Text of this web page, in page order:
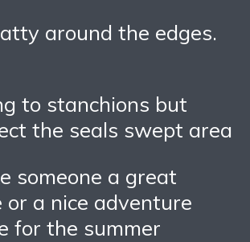
around the edges.
to stanchions but
the seals swept area
someone a great
a nice adventure
for the summer